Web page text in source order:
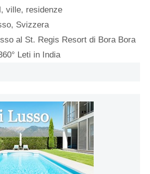
ville, residenze
, Svizzera
al St. Regis Resort di Bora Bora
Leti in India